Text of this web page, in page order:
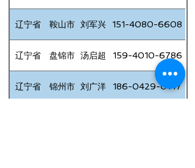
辽宁省 鞍山市 刘军兴 151-4080-6608
辽宁省 盘锦市 汤启超 159-4010-6786
辽宁省 锦州市 刘广洋 186-0429-0147